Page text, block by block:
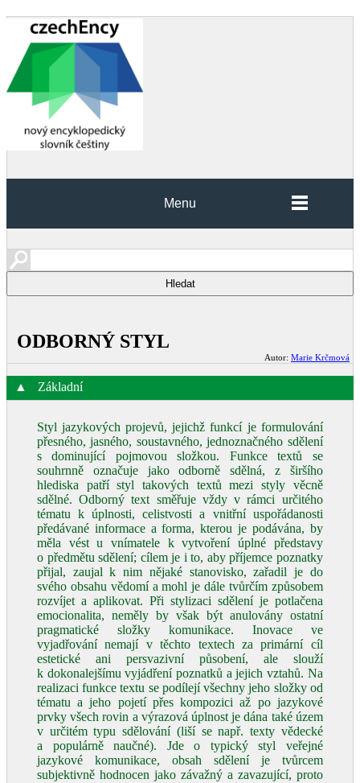
Menu
ODBORNÝ STYL
Autor: Marie Krčmová
▲ Základní
Styl jazykových projevů, jejichž funkcí je formulování
přesného, jasného, soustavného, jednoznačného sdělení
s dominující pojmovou složkou. Funkce textů se
souhrnně označuje jako odborně sdělná, z širšího
hlediska patří styl takových textů mezi styly věcně
sdělné. Odborný text směřuje vždy v rámci určitého
tématu k úplnosti, celistvosti a vnitřní uspořádanosti
předávané informace a forma, kterou je podávána, by
měla vést u vnímatele k vytvoření úplné představy
o předmětu sdělení; cílem je i to, aby příjemce poznatky
přijal, zaujal k nim nějaké stanovisko, zařadil je do
svého obsahu vědomí a mohl je dále tvůrčím způsobem
rozvíjet a aplikovat. Při stylizaci sdělení je potlačena
emocionalita, neměly by však být anulovány ostatní
pragmatické složky komunikace. Inovace ve
vyjadřování nemají v těchto textech za primární cíl
estetické ani persvazivní působení, ale slouží
k dokonalejšímu vyjádření poznatků a jejich vztahů. Na
realizaci funkce textu se podílejí všechny jeho složky od
tématu a jeho pojetí přes kompozici až po jazykové
prvky všech rovin a výrazová úplnost je dána také územ
v určitém typu sdělování (liší se např. texty vědecké
a populárně naučné). Jde o typický styl veřejné
jazykové komunikace, obsah sdělení je tvůrcem
subjektivně hodnocen jako závažný a zavazující, proto